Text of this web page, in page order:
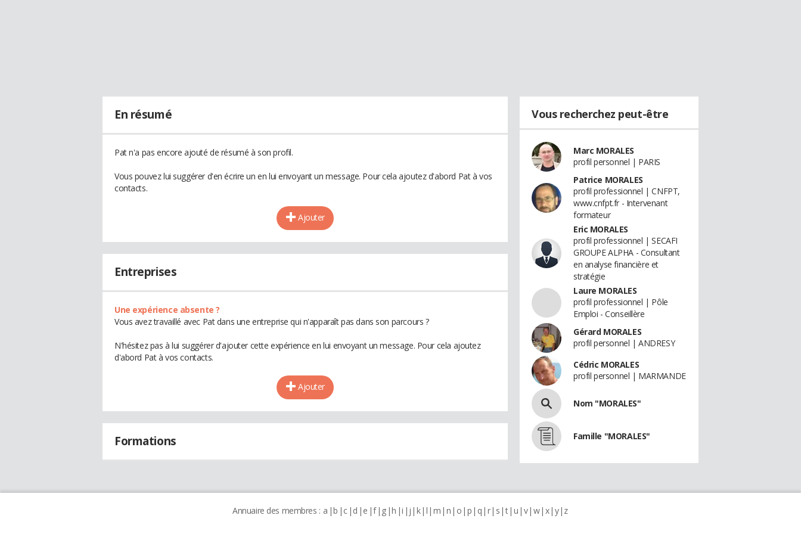
En résumé
Pat n'a pas encore ajouté de résumé à son profil.
Vous pouvez lui suggérer d'en écrire un en lui envoyant un message. Pour cela ajoutez d'abord Pat à vos
contacts.
Ajouter
Entreprises
Une expérience absente ?
Vous avez travaillé avec Pat dans une entreprise qui n'apparaît pas dans son parcours ?
N'hésitez pas à lui suggérer d'ajouter cette expérience en lui envoyant un message. Pour cela ajoutez
d'abord Pat à vos contacts.
Ajouter
Formations
Vous recherchez peut-être
Marc MORALES
profil personnel | PARIS
Patrice MORALES
profil professionnel | CNFPT,
www.cnfpt.fr - Intervenant
formateur
Eric MORALES
profil professionnel | SECAFI
GROUPE ALPHA - Consultant
en analyse financière et
stratégie
Laure MORALES
profil professionnel | Pôle
Emploi - Conseillère
Gérard MORALES
profil personnel | ANDRESY
Cédric MORALES
profil personnel | MARMANDE
Nom "MORALES"
Famille "MORALES"
Annuaire des membres : a b c d e f g h i j k l m n o p q r s t u v w x y z